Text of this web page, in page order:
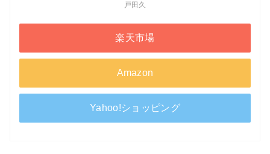
戸田久
楽天市場
Amazon
Yahoo!ショッピング